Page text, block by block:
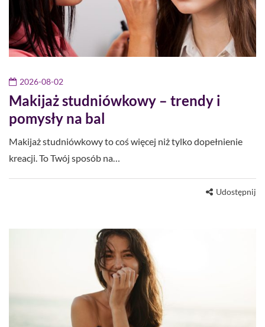
2026-08-02
Makijaż studniówkowy – trendy i
pomysły na bal
Makijaż studniówkowy to coś więcej niż tylko dopełnienie
kreacji. To Twój sposób na…
Udostępnij